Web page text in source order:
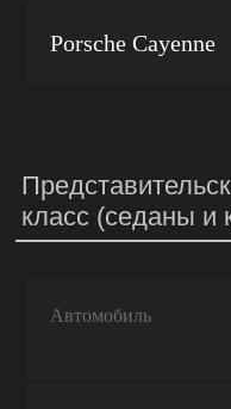
Porsche Cayenne
класс (седаны и
Автомобиль